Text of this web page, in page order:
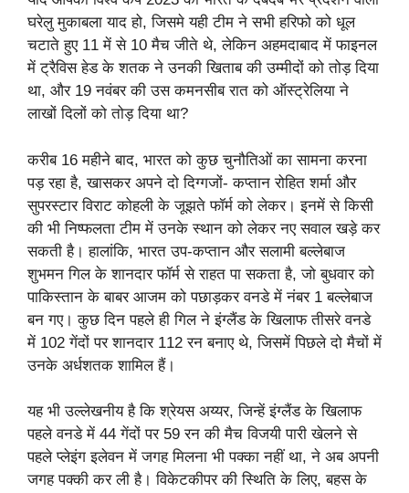
घरेलु मुकाबला याद हो, जिसमे यही टीम ने सभी हरिफो को धूल
चटाते हुए 11 में से 10 मैच जीते थे, लेकिन अहमदाबाद में फाइनल
में ट्रैविस हेड के शतक ने उनकी खिताब की उम्मीदों को तोड़ दिया
था, और 19 नवंबर की उस कमनसीब रात को ऑस्ट्रेलिया ने
लाखों दिलों को तोड़ दिया था?
करीब 16 महीने बाद, भारत को कुछ चुनौतिओं का सामना करना
पड़ रहा है, खासकर अपने दो दिग्गजों- कप्तान रोहित शर्मा और
सुपरस्टार विराट कोहली के जूझते फॉर्म को लेकर। इनमें से किसी
की भी निष्फलता टीम में उनके स्थान को लेकर नए सवाल खड़े कर
सकती है। हालांकि, भारत उप-कप्तान और सलामी बल्लेबाज
शुभमन गिल के शानदार फॉर्म से राहत पा सकता है, जो बुधवार को
पाकिस्तान के बाबर आजम को पछाड़कर वनडे में नंबर 1 बल्लेबाज
बन गए। कुछ दिन पहले ही गिल ने इंग्लैंड के खिलाफ तीसरे वनडे
में 102 गेंदों पर शानदार 112 रन बनाए थे, जिसमें पिछले दो मैचों में
उनके अर्धशतक शामिल हैं।
यह भी उल्लेखनीय है कि श्रेयस अय्यर, जिन्हें इंग्लैंड के खिलाफ
पहले वनडे में 44 गेंदों पर 59 रन की मैच विजयी पारी खेलने से
पहले प्लेइंग इलेवन में जगह मिलना भी पक्का नहीं था, ने अब अपनी
जगह पक्की कर ली है। विकेटकीपर की स्थिति के लिए, बहस के